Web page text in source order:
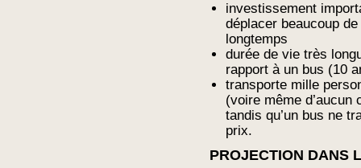
investissement
déplacer beaucoup
longtemps
durée de vie très
rapport à un bus (10
transporte mille
(voire même d’aucun
tandis qu’un bus ne
prix.
PROJECTION DANS